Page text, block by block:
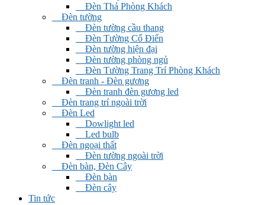
Đèn Thả Phòng Khách
Đèn tường
Đèn tường cầu thang
Đèn Tường Cổ Điển
Đèn tường hiện đại
Đèn tường phòng ngủ
Đèn Tường Trang Trí Phòng Khách
Đèn tranh - Đèn gương
Đèn tranh đèn gương led
Đèn trang trí ngoài trời
Đèn Led
Dowlight led
Led bulb
Đèn ngoại thất
Đèn tường ngoài trời
Đèn bàn, Đèn Cây
Đèn bàn
Đèn cây
Tin tức